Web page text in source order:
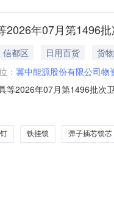
2026年07月第1496
信都区 日用百货
货物
： 冀中能源股份有限公司物
等2026年07月第1496批
进水口4分可调节件
铁挂锁 弹子插芯锁芯